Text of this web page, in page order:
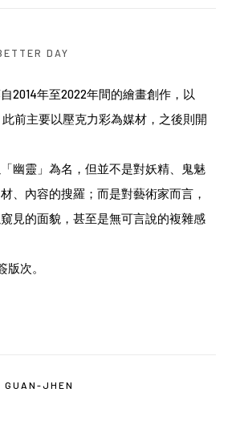
DAY
2014年至2022年間的繪畫創作，以
前主要以壓克力彩為媒材，之後則開
「幽靈」為名，但並不是對妖精、鬼魅
、內容的搜羅；而是對藝術家而言，
見的面貌，甚至是無可言說的複雜感
次。
GUAN-JHEN